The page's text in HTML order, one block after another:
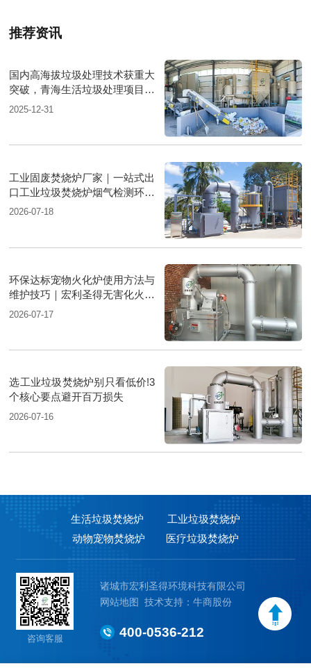
推荐资讯
国内高海拔垃圾处理技术获重大
突破，青海生活垃圾处理项目树
行业新标杆
2025-12-31
工业固废焚烧炉厂家｜一站式出
口工业垃圾焚烧炉烟气检测环保
达标
2026-07-18
环保达标宠物火化炉使用方法与
维护技巧｜宏利圣得无害化火化
设备科普
2026-07-17
选工业垃圾焚烧炉别只看低价!3
个核心要点避开百万损失
2026-07-16
生活垃圾焚烧炉
工业垃圾焚烧炉
动物宠物焚烧炉
医疗垃圾焚烧炉
咨询客服
诸城市宏利圣得环境科技有限公司
网站地图
技术支持：牛商股份
400-0536-212